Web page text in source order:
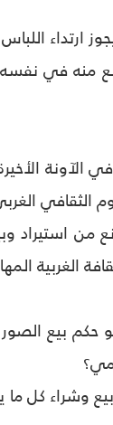
ارتداء
منه في نفسه
الآونة
الثقافي
من استيراد
الغربية
حكم بيع
وشراء كل